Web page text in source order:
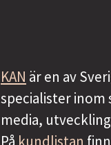
KAN är en av
specialister inom
media,
På kundlistan